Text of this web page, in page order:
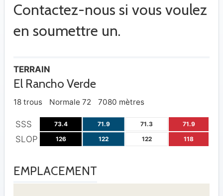
Contactez-nous si vous voulez
en soumettre un.
TERRAIN
El Rancho Verde
18 trous Normale 72 7080 mètres
SSS 73.4 71.9 71.3 71.9
SLOP 126 122 122 118
EMPLACEMENT